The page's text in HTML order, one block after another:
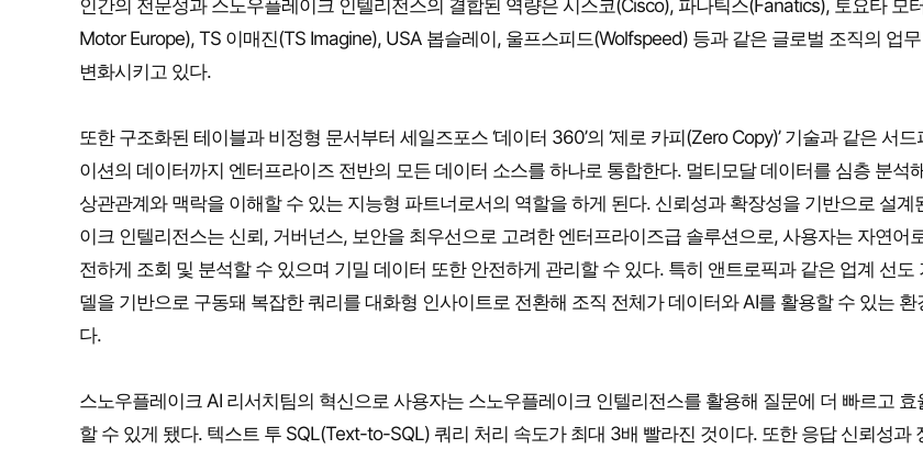
인간의 전문성과 스노우플레이크 인텔리전스의 결합된 역량은 시스코(Cisco), 파나틱스(Fanatics), 토요타 모
Motor Europe), TS 이매진(TS Imagine), USA 봅슬레이, 울프스피드(Wolfspeed) 등과 같은 글로벌 조직의 업
변화시키고 있다.
또한 구조화된 테이블과 비정형 문서부터 세일즈포스 ‘데이터 360’의 ‘제로 카피(Zero Copy)’ 기술과 같은 서
이션의 데이터까지 엔터프라이즈 전반의 모든 데이터 소스를 하나로 통합한다. 멀티모달 데이터를 심층 분석
상관관계와 맥락을 이해할 수 있는 지능형 파트너로서의 역할을 하게 된다. 신뢰성과 확장성을 기반으로 설계
이크 인텔리전스는 신뢰, 거버넌스, 보안을 최우선으로 고려한 엔터프라이즈급 솔루션으로, 사용자는 자연어
전하게 조회 및 분석할 수 있으며 기밀 데이터 또한 안전하게 관리할 수 있다. 특히 앤트로픽과 같은 업계 선도
델을 기반으로 구동돼 복잡한 쿼리를 대화형 인사이트로 전환해 조직 전체가 데이터와 AI를 활용할 수 있는 환
다.
스노우플레이크 AI 리서치팀의 혁신으로 사용자는 스노우플레이크 인텔리전스를 활용해 질문에 더 빠르고 효
할 수 있게 됐다. 텍스트 투 SQL(Text-to-SQL) 쿼리 처리 속도가 최대 3배 빨라진 것이다. 또한 응답 신뢰성과